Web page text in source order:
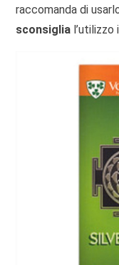
raccomanda di
sconsiglia l’utilizzo